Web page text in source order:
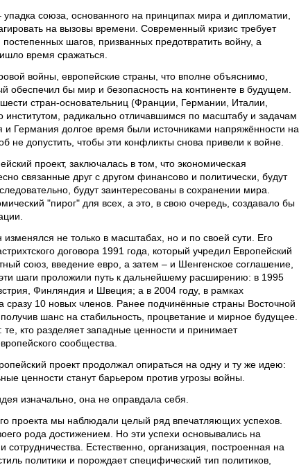
союза, основанного на принципах мира и дипломатии,
на вызовы времени. Современный кризис требует
шагов, призванных предотвратить войну, а
время сражаться.
войны, европейские страны, что вполне объяснимо,
обеспечил бы мир и безопасность на континенте в будущем.
стран-основательниц (Франции, Германии, Италии,
радикально отличавшимся по масштабу и задачам
и Германия долгое время были источниками напряжённости на
не допустить, чтобы эти конфликты снова привели к войне.
проект, заключалась в том, что экономическая
связанные друг с другом финансово и политически, будут
будут заинтересованы в сохранении мира.
"пирог" для всех, а это, в свою очередь, создавало бы
не только в масштабах, но и по своей сути. Его
договора 1991 года, который учредил Европейский
союз, введение евро, а затем – и Шенгенское соглашение,
шаги проложили путь к дальнейшему расширению: в 1995
Финляндия и Швеция; а в 2004 году, в рамках
10 новых членов. Ранее подчинённые страны Восточной
шанс на стабильность, процветание и мирное будущее.
кто разделяет западные ценности и принимает
сообщества.
проект продолжал опираться на одну и ту же идею:
ценности станут барьером против угрозы войны.
изначально, она не оправдала себя.
проекта мы наблюдали целый ряд впечатляющих успехов.
рода достижением. Но эти успехи основывались на
Естественно, организация, построенная на
политики и порождает специфический тип политиков,